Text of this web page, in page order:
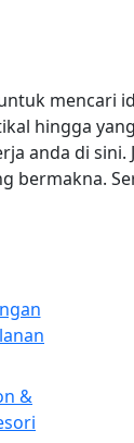
mencari
hingga
anda di
bermakna.
&